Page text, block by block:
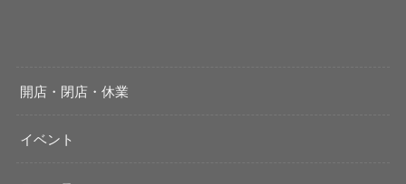
開店・閉店・休業
イベント